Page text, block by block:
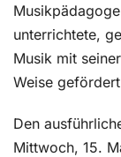
unterrichtete,
Musik mit
Weise
Den
Mittwoch, 15.